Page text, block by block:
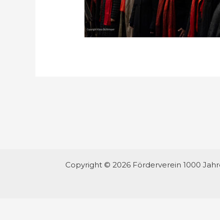
Copyright © 2026 Förderverein 1000